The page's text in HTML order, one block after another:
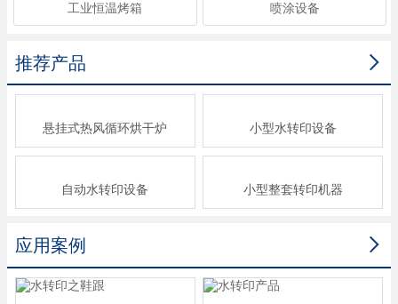
工业恒温烤箱 喷涂设备

推荐产品
悬挂式热风循环烘干炉 小型水转印设备
自动水转印设备 小型整套转印机器

应用案例